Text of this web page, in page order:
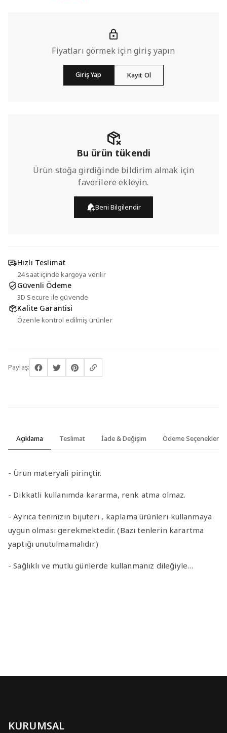
Fiyatları görmek için giriş yapın
Giriş Yap Kayıt Ol
Bu ürün tükendi
Ürün stoğa girdiğinde bildirim almak için
favorilere ekleyin.
Beni Bilgilendir
Hızlı Teslimat
24 saat içinde kargoya verilir
Güvenli Ödeme
3D Secure ile güvende
Kalite Garantisi
Özenle kontrol edilmiş ürünler
Paylaş:
Açıklama Teslimat İade & Değişim Ödeme Seçenekleri
- Ürün materyali pirinçtir.
- Dikkatli kullanımda kararma, renk atma olmaz.
- Ayrıca teninizin bijuteri , kaplama ürünleri kullanmaya
uygun olması gerekmektedir. (Bazı tenlerin karartma
yaptığı unutulmamalıdır.)
- Sağlıklı ve mutlu günlerde kullanmanız dileğiyle…
KURUMSAL